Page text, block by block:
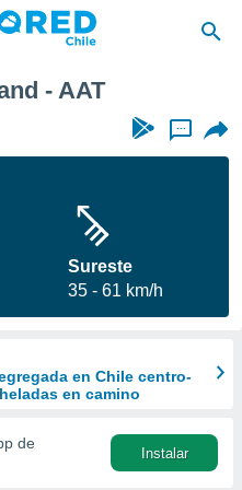
- AAT
...
Sureste
35
61 km/h
en Chile centro-
en camino
de
Instalar